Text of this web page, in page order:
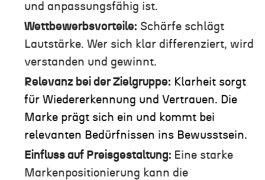
und anpassungsfähig ist.
Wettbewerbsvorteile: Schärfe schlägt
Lautstärke. Wer sich klar differenziert, wird
verstanden und gewinnt.
Relevanz bei der Zielgruppe: Klarheit sorgt
für Wiedererkennung und Vertrauen. Die
Marke prägt sich ein und kommt bei
relevanten Bedürfnissen ins Bewusstsein.
Einfluss auf Preisgestaltung: Eine starke
Markenpositionierung kann die